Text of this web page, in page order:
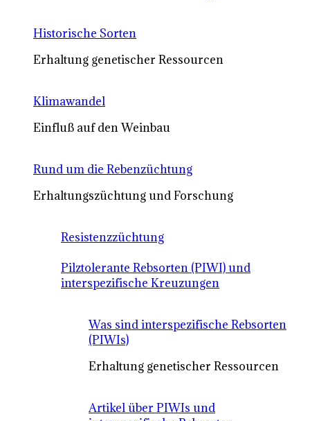
Historische Sorten
Erhaltung genetischer Ressourcen
Klimawandel
Einfluß auf den Weinbau
Rund um die Rebenzüchtung
Erhaltungszüchtung und Forschung
Resistenzzüchtung
Pilztolerante Rebsorten (PIWI) und
interspezifische Kreuzungen
Was sind interspezifische Rebsorten
(PIWIs)
Erhaltung genetischer Ressourcen
Artikel über PIWIs und